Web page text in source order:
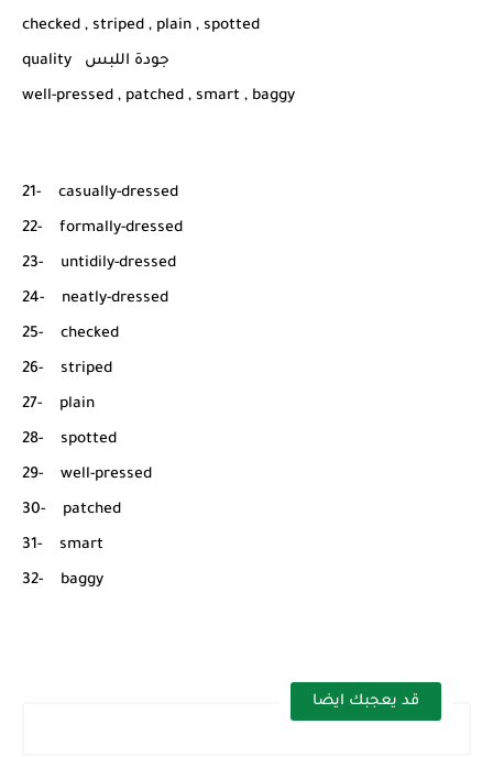
checked , striped , plain , spotted
quality جودة اللبس
well-pressed , patched , smart , baggy
21- casually-dressed
22- formally-dressed
23- untidily-dressed
24- neatly-dressed
25- checked
26- striped
27- plain
28- spotted
29- well-pressed
30- patched
31- smart
32- baggy
قد يعجبك ايضا